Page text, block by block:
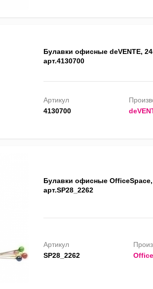
Булавки офисные deVENTE,
арт.4130700
Артикул
4130700
Булавки офисные
арт.SP28_2262
Артикул
SP28_2262